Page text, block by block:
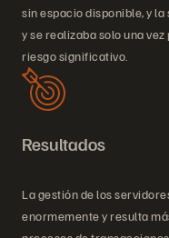
sin espacio disponible, y
y se realizaba solo una
riesgo significativo.
Resultados
La gestión de los
enormemente y resulta